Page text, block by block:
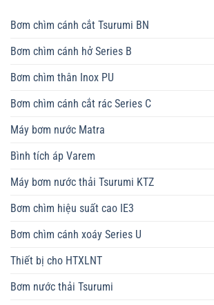
Bơm chìm cánh cắt Tsurumi BN
Bơm chìm cánh hở Series B
Bơm chìm thân Inox PU
Bơm chìm cánh cắt rác Series C
Máy bơm nước Matra
Bình tích áp Varem
Máy bơm nước thải Tsurumi KTZ
Bơm chìm hiệu suất cao IE3
Bơm chìm cánh xoáy Series U
Thiết bị cho HTXLNT
Bơm nước thải Tsurumi